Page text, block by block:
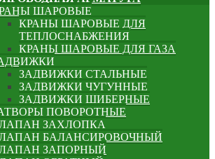
ШАРОВЫЕ
КРАНЫ ШАРОВЫЕ ДЛЯ
ТЕПЛОСНАБЖЕНИЯ
КРАНЫ ШАРОВЫЕ ДЛЯ ГАЗА
ЗАДВИЖКИ СТАЛЬНЫЕ
ЗАДВИЖКИ ЧУГУННЫЕ
ЗАДВИЖКИ ШИБЕРНЫЕ
ПОВОРОТНЫЕ
ЗАХЛОПКА
БАЛАНСИРОВОЧНЫЙ
ЗАПОРНЫЙ